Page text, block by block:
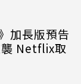
加長版預告
Netflix取